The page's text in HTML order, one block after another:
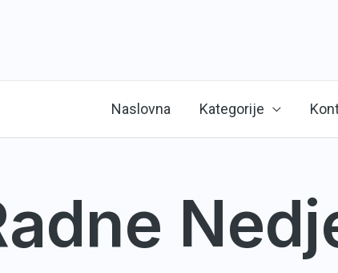
Naslovna Kategorije